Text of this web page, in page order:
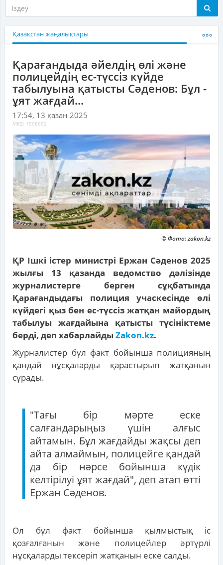
Қазақстан жаңалықтары
Қарағандыда әйелдің өлі және
полицейдің ес-түссіз күйде
табылуына қатысты Сәденов: Бұл -
ұят жағдай...
17:54, 13 қазан 2025
MKZ: 1508692
© Фото: zakon.kz
ҚР Ішкі істер министрі Ержан Сәденов 2025
жылғы 13 қазанда ведомство дәлізінде
журналистерге берген сұқбатында
Қарағандыдағы полиция учаскесінде өлі
күйдегі қыз бен ес-түссіз жатқан майордың
табылуы жағдайына қатысты түсініктеме
берді, деп хабарлайдыZakon.kz.
Журналистер бұл факт бойынша полицияның
қандай нұсқаларды қарастырып жатқанын
сұрады.
"Тағы бір мәрте еске
салғандарыңыз үшін алғыс
айтамын. Бұл жағдайды жақсы деп
айта алмаймын, полицейге қандай
да бір нәрсе бойынша күдік
келтірілуі ұят жағдай", деп атап өтті
Ержан Сәденов.
Ол бұл факт бойынша қылмыстық іс
қозғалғанын және полицейлер әртүрлі
нұсқаларды тексеріп жатқанын еске салды.